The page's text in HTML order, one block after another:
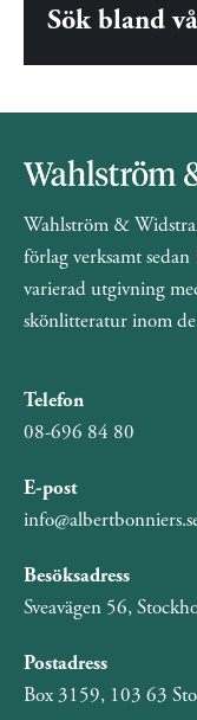
Sök bland
Wahlström &
förlag verksamt
varierad utgivning
skönlitteratur inom
Telefon
08-696 84 80
E-post
Besöksadress
Sveavägen 56,
Postadress
Box 3159, 103 63